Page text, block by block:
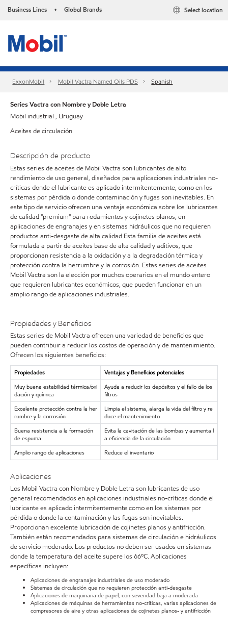
Business Lines • Global Brands Select location
ExxonMobil Mobil Vactra Named Oils PDS Spanish
Series Vactra con Nombre y Doble Letra
Mobil industrial , Uruguay
Aceites de circulación
Descripción de producto
Estas series de aceites de Mobil Vactra son lubricantes de alto
rendimiento de uso general, diseñados para aplicaciones industriales no-
críticas donde el lubricante es aplicado intermitentemente, como en los
sistemas por pérdida o donde contaminación y fugas son inevitables. En
este tipo de servicio ofrecen una ventaja económica sobre los lubricantes
de calidad "premium" para rodamientos y cojinetes planos, en
aplicaciones de engranajes y en sistemas hidráulicos que no requieren
productos anti-desgaste de alta calidad.Esta familia de aceites está
formulada a partir de aceites base de alta calidad y aditivos, que
proporcionan resistencia a la oxidación y a la degradación térmica y
protección contra la herrumbre y la corrosión. Estas series de aceites
Mobil Vactra son la elección por muchos operarios en el mundo entero
que requieren lubricantes económicos, que pueden funcionar en un
amplio rango de aplicaciones industriales.
Propiedades y Beneficios
Estas series de Mobil Vactra ofrecen una variedad de beneficios que
pueden contribuir a reducir los costos de operación y de mantenimiento.
Ofrecen los siguientes beneficios:
Propiedades
Ventajas y Beneficios potenciales
Muy buena estabilidad térmica/oxi
dación y química
Ayuda a reducir los depósitos y el fallo de los
filtros
Excelente protección contra la her
rumbre y la corrosión
Limpia el sistema, alarga la vida del filtro y re
duce el mantenimiento
Buena resistencia a la formación
de espuma
Evita la cavitación de las bombas y aumenta l
a eficiencia de la circulación
Amplio rango de aplicaciones
Reduce el inventario
Aplicaciones
Los Mobil Vactra con Nombre y Doble Letra son lubricantes de uso
general recomendados en aplicaciones industriales no-críticas donde el
lubricante es aplicado intermitentemente como en los sistemas por
pérdida o donde la contaminación y las fugas son inevitables.
Proporcionan excelente lubricación de cojinetes planos y antifricción.
También están recomendados para sistemas de circulación e hidráulicos
de servicio moderado. Los productos no deben ser usados en sistemas
donde la temperatura del aceite supere los 66ºC. Aplicaciones
específicas incluyen:
Aplicaciones de engranajes industriales de uso moderado
Sistemas de circulación que no requieren protección anti-desgaste
Aplicaciones de maquinaria de papel, con severidad baja a moderada
Aplicaciones de máquinas de herramientas no-críticas, varias aplicaciones de
compresores de aire y otras aplicaciones de cojinetes planos- y antifricción